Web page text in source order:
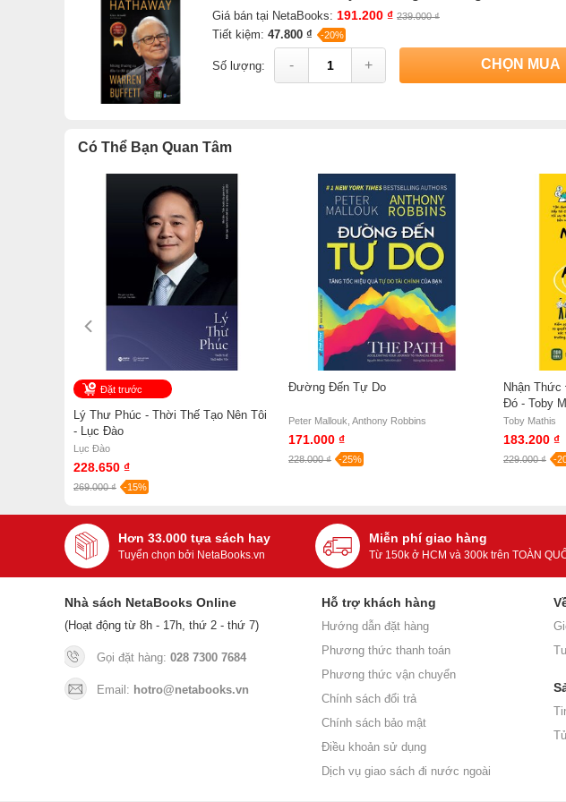
Xem tất cả sách của tác giả Glen Arnold
Berkshire Hathaway - Những Thương Vụ Đầu Tư Đắt Giá Từ Warren Buffett
online NetaBooks với ưu đãi Bao sách miễn phí và Gian hàng NetaBooks tại Tiki với ưu
Giá bán tại NetaBooks: 191.200 ₫ 239.000 ₫
Tiết kiệm: 47.800 ₫ -20%
Số lượng: - + CHỌN MUA
Có Thể Bạn Quan Tâm
Đặt trước
Lý Thư Phúc - Thời Thế Tạo Nên Tôi
- Lục Đào
Lục Đào
228.650 ₫
269.000 ₫ -15%
Đường Đến Tự Do
Peter Mallouk, Anthony Robbins
171.000 ₫
228.000 ₫ -25%
Nhận
Đó - Toby
Toby Mathis
183.200 ₫
229.000 ₫ -
Hơn 33.000 tựa sách hay
Tuyển chọn bởi NetaBooks.vn
Miễn phí giao hàng
Từ 150k ở HCM và 300k trên TOÀN
Nhà sách NetaBooks Online
(Hoạt động từ 8h - 17h, thứ 2 - thứ 7)
Gọi đặt hàng: 028 7300 7684
Email: hotro@netabooks.vn
Hỗ trợ khách hàng
Hướng dẫn đặt hàng
Phương thức thanh toán
Phương thức vận chuyển
Chính sách đổi trả
Chính sách bảo mật
Điều khoản sử dụng
Dịch vụ giao sách đi nước ngoài